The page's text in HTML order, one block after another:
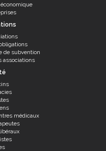
de subvention
associations
médicaux